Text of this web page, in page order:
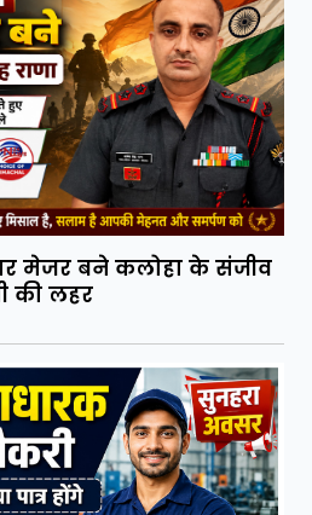
मेजर बने कलोहा के संजीव
की लहर